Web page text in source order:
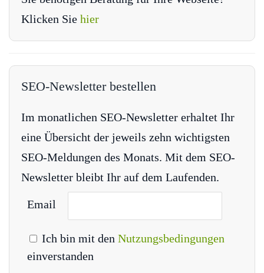
Klicken Sie hier
SEO-Newsletter bestellen
Im monatlichen SEO-Newsletter erhaltet Ihr
eine Übersicht der jeweils zehn wichtigsten
SEO-Meldungen des Monats. Mit dem SEO-
Newsletter bleibt Ihr auf dem Laufenden.
Email
Ich bin mit den Nutzungsbedingungen
einverstanden